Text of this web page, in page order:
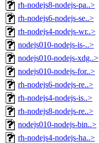
rh-nodejs8-nodejs-pa..>
rh-nodejs6-nodejs-se..>
rh-nodejs4-nodejs-wr..>
nodejs010-nodejs-is-..>
nodejs010-nodejs-xdg..>
nodejs010-nodejs-for..>
rh-nodejs6-nodejs-re..>
rh-nodejs4-nodejs-is..>
rh-nodejs8-nodejs-re..>
nodejs010-nodejs-bin..>
rh-nodejs4-nodejs-ha..>